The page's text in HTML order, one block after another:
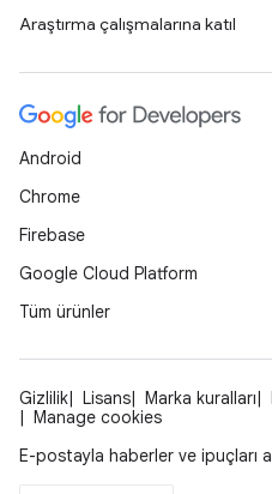
Araştırma çalışmalarına katıl
Android
Chrome
Firebase
Google Cloud Platform
Tüm ürünler
Gizlilik Lisans Marka kuralları
Manage cookies
E-postayla haberler ve ipuçları